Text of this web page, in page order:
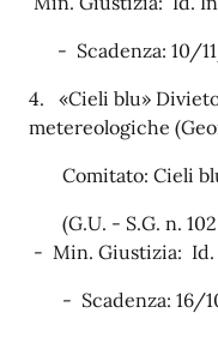
- Scadenza: 10/
4. «Cieli blu»
metereologiche
Comitato: Cieli
(G.U. - S.G. n.
- Min. Giustizia: Id.
- Scadenza: 16/